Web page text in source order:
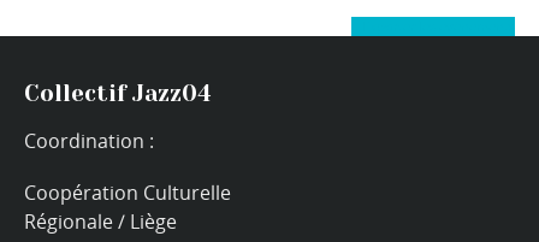
Collectif Jazz04
Coordination :
Coopération Culturelle
Régionale / Liège